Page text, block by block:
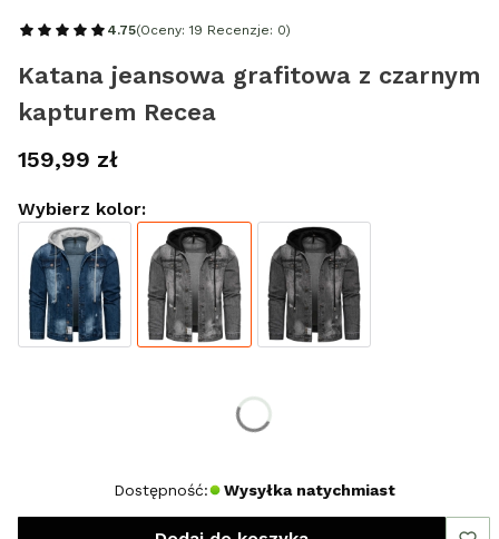
4.75(Oceny: 19 Recenzje: 0)
Katana jeansowa grafitowa z czarnym
kapturem Recea
Cena
159,99 zł
Wybierz kolor:
Dostępność: Wysyłka natychmiast